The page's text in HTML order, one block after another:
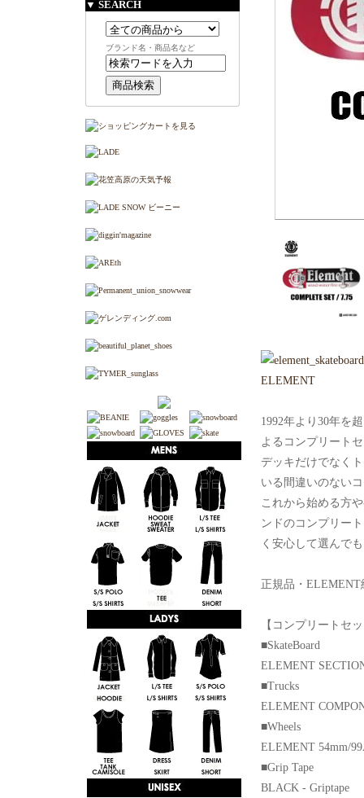
▼ SEARCH
ブランド名・商品名など
ELEMENT
1992年より30年を
よるコンプリート
デッキだけでなく
いる間違いのない
これから始める方
ンドのコンプリー
く安心して選んで
正規品・ELEMENT
【コンプリートセ
■SkateBoard
ELEMENT
■Trucks
ELEMENT
■Wheels
ELEMENT 54mm/
■Grip Tape
BLACK - Griptape